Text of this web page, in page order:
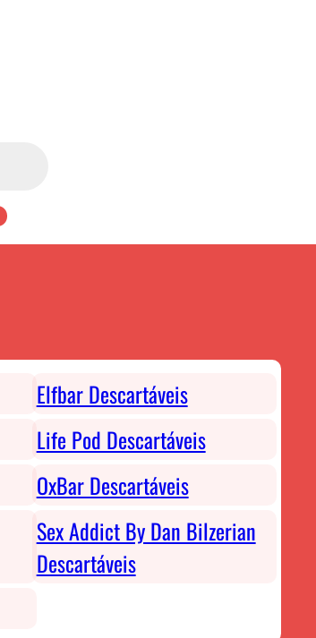
Elfbar Descartáveis
Life Pod Descartáveis
OxBar Descartáveis
Sex Addict By Dan Bilzerian
Descartáveis